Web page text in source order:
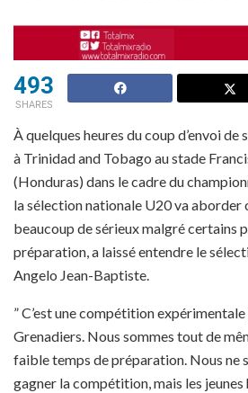
493
SHARES
À quelques heures du coup d’envoi
à Trinidad and Tobago au stade
(Honduras) dans le cadre du
la sélection nationale U20 va aborder
beaucoup de sérieux malgré certains
préparation, a laissé entendre le
Angelo Jean-Baptiste.
” C’est une compétition
Grenadiers. Nous sommes tout de
faible temps de préparation. Nous ne
gagner la compétition, mais les